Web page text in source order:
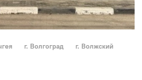
г. Волгоград
г. Волжский